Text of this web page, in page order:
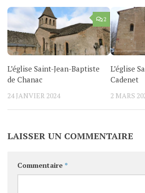
2
L’église Saint-Jean-Baptiste
de Chanac
24 JANVIER 2024
L’église
Cadenet
2 MARS
LAISSER UN COMMENTAIRE
Commentaire *